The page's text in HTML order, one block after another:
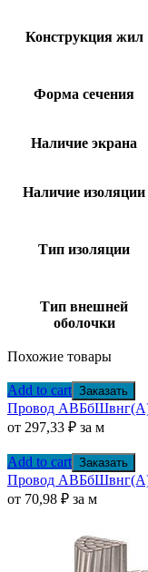
Конструкция жил
Форма сечения
Наличие экрана
Наличие изоляции
Тип изоляции
Тип внешней
оболочки
Похожие товары
Add to cart Заказать
Провод
от 297,33 ₽ за м
Add to cart Заказать
Провод
от 70,98 ₽ за м